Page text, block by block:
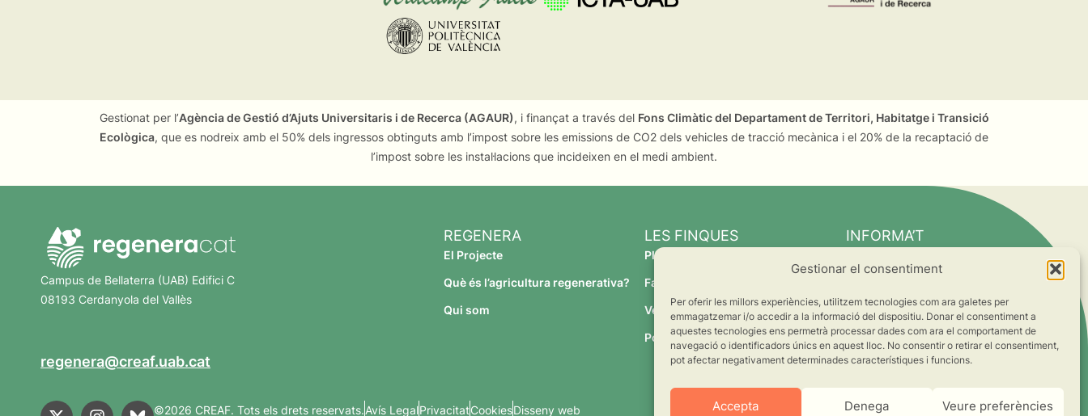
Gestionar el consentiment
Per oferir les millors experiències, utilitzem tecnologies com ara galetes per
emmagatzemar i/o accedir a la informació del dispositiu. Donar el consentiment a
aquestes tecnologies ens permetrà processar dades com ara el comportament de
navegació o identificadors únics en aquest lloc. No consentir o retirar el consentiment,
pot afectar negativament determinades característiques i funcions.
Accepta Denega Veure preferències
Gestionat per l’Agència de Gestió d’Ajuts Universitaris i de Recerca (AGAUR), i finançat a través del Fons Climàtic del Departament de Territori, Habitatge i Transició
Ecològica, que es nodreix amb el 50% dels ingressos obtinguts amb l’impost sobre les emissions de CO2 dels vehicles de tracció mecànica i el 20% de la recaptació de
l’impost sobre les instal·lacions que incideixen en el medi ambient.
Campus de Bellaterra (UAB) Edifici C
08193 Cerdanyola del Vallès
regenera@creaf.uab.cat
REGENERA
El Projecte
Què és l’agricultura regenerativa?
Qui som
LES FINQUES
Planeses
Família Torres
Verdcamp Fruits
Pomona Fruits
INFORMA’T
©2026 CREAF. Tots els drets reservats.Avís LegalPrivacitatCookiesDisseny web